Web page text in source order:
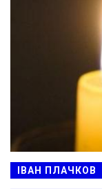
ІВАН ПЛАЧКОВ